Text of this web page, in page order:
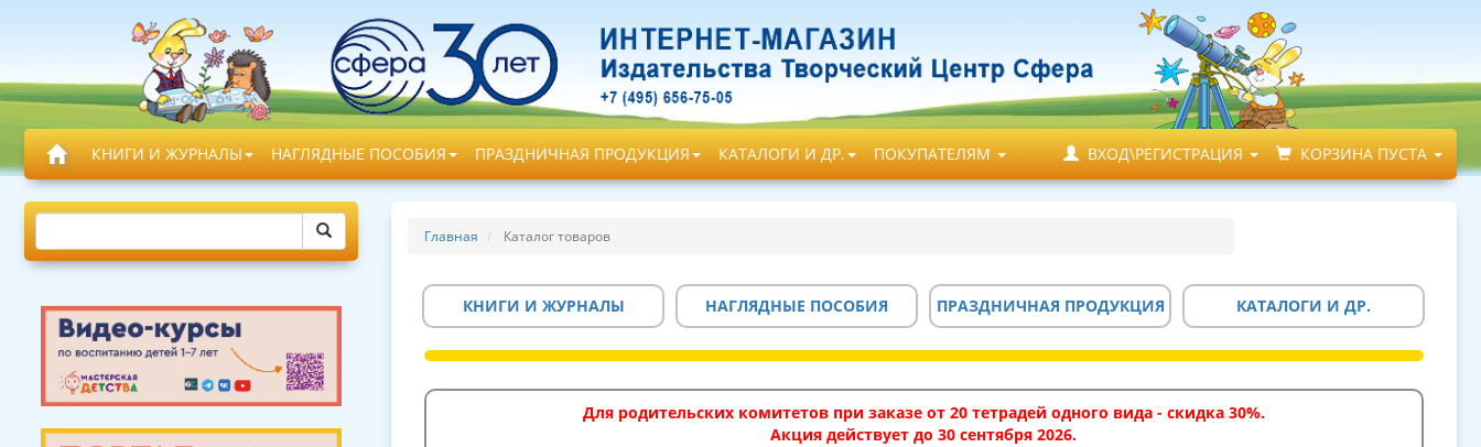
КНИГИ И ЖУРНАЛЫ НАГЛЯДНЫЕ ПОСОБИЯ ПРАЗДНИЧНАЯ ПРОДУКЦИЯ КАТАЛОГИ И ДР. ПОКУПАТЕЛЯМ ВХОД\РЕГИСТРАЦИЯ КОРЗИНА ПУСТА
Главная Каталог товаров
КНИГИ И ЖУРНАЛЫ НАГЛЯДНЫЕ ПОСОБИЯ ПРАЗДНИЧНАЯ ПРОДУКЦИЯ КАТАЛОГИ И ДР.
Для родительских комитетов при заказе от 20 тетрадей одного вида - скидка 30%.
Акция действует до 30 сентября 2026.